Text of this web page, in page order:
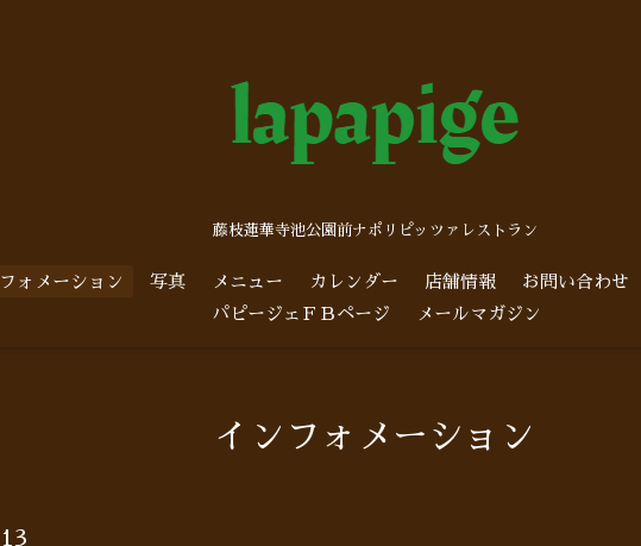
藤枝蓮華寺池公園前ナポリピッツァレストラン
ォメーション 写真 メニュー カレンダー 店舗情報
お問い合わせ
パピージェＦＢページ
メールマガジン
インフォメーション